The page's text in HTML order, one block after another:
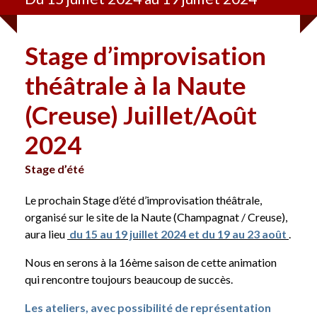
Stage d’improvisation
théâtrale à la Naute
(Creuse) Juillet/Août
2024
Stage d’été
Le prochain Stage d’été d’improvisation théâtrale,
organisé sur le site de la Naute (Champagnat / Creuse),
aura lieu du 15 au 19 juillet 2024 et du 19 au 23 août
Nous en serons à la 16ème saison de cette animation
qui rencontre toujours beaucoup de succès.
Les ateliers, avec possibilité de représentation